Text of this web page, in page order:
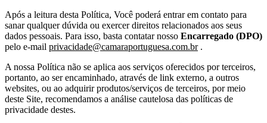
Após a leitura desta Política, Você poderá entrar em contato para
sanar qualquer dúvida ou exercer direitos relacionados aos seus
dados pessoais. Para isso, basta contatar nosso Encarregado (DPO)
pelo e-mail privacidade@camaraportuguesa.com.br.
A nossa Política não se aplica aos serviços oferecidos por terceiros,
portanto, ao ser encaminhado, através de link externo, a outros
websites, ou ao adquirir produtos/serviços de terceiros, por meio
deste Site, recomendamos a análise cautelosa das políticas de
privacidade destes.